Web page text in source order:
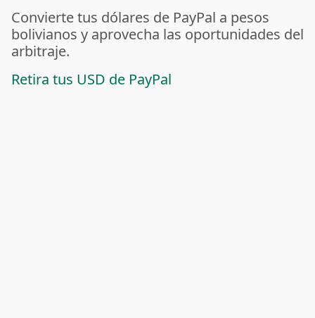
Convierte tus dólares de PayPal a pesos
bolivianos y aprovecha las oportunidades del
arbitraje.
Retira tus USD de PayPal